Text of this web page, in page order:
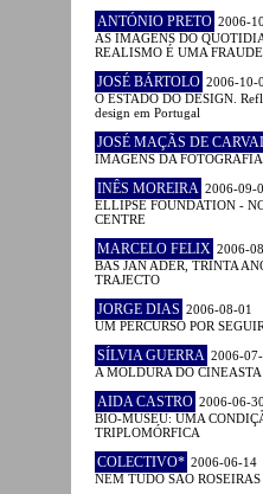
ANTÓNIO PRETO 2006-
AS IMAGENS DO
REALISMO É UMA FRAUDE
JOSÉ BÁRTOLO 2006-10-
O ESTADO DO DESIGN.
design em Portugal
JOSÉ MAÇÃS DE
IMAGENS DA FOTOGRAFIA
INÊS MOREIRA 2006-09-
ELLIPSE FOUNDATION -
CENTRE
MARCELO FELIX 2006-
BAS JAN ADER, TRINTA
TRAJECTO
JORGE DIAS 2006-08-01
UM PERCURSO POR SEGUIR
SÍLVIA GUERRA 2006-
A MOLDURA DO CINEASTA
AIDA CASTRO 2006-06-30
BIO-MUSEU: UMA
TRIPLOMÓRFICA
COLECTIVO* 2006-06-14
NEM TUDO SÃO ROSEIRAS